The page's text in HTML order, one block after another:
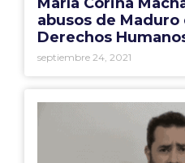
abusos de Maduro
Derechos
septiembre 24, 2021